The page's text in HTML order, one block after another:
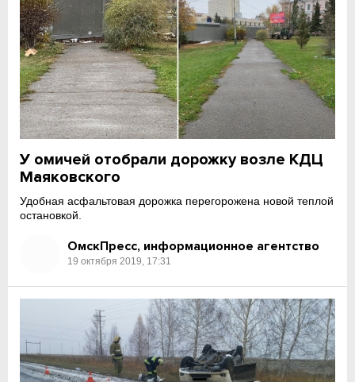
У омичей отобрали дорожку возле КДЦ
Маяковского
Удобная асфальтовая дорожка перегорожена новой теплой
остановкой.
ОмскПресс, информационное агентство
19 октября 2019, 17:31